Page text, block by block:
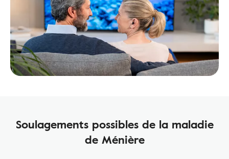
Soulagements possibles de la maladie
de Ménière